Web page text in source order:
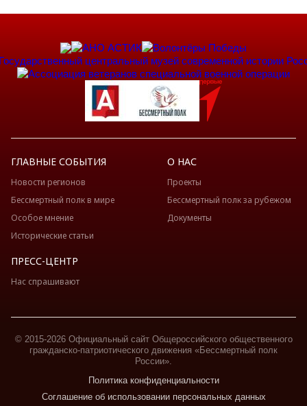
ГЛАВНЫЕ СОБЫТИЯ
Новости регионов
Бессмертный полк в мире
Особое мнение
Исторические статьи
О НАС
Проекты
Бессмертный полк за рубежом
Документы
ПРЕСС-ЦЕНТР
Нас спрашивают
Политика конфиденциальности
Соглашение об использовании персональных данных
© 2015-2026 Официальный сайт Общероссийского общественного
гражданско-патриотического движения «Бессмертный полк
России».